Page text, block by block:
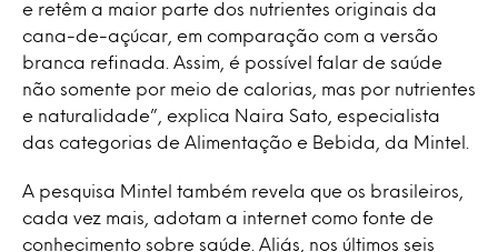
e retêm a maior parte dos nutrientes originais da
cana-de-açúcar, em comparação com a versão
branca refinada. Assim, é possível falar de saúde
não somente por meio de calorias, mas por nutrientes
e naturalidade”, explica Naira Sato, especialista
das categorias de Alimentação e Bebida, da Mintel.
A pesquisa Mintel também revela que os brasileiros,
cada vez mais, adotam a internet como fonte de
conhecimento sobre saúde. Aliás, nos últimos seis